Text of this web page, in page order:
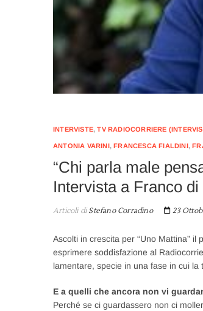
INTERVISTE,TV RADIOCORRIERE
ANTONIA VARINI,FRANCESCA FIALDINI,
“Chi parla male
Intervista a Franco
Articoli diStefano Corradino 23
Ascolti in crescita per “Uno Mattina” il
esprimere soddisfazione al
lamentare, specie in una fase in cui
E a quelli che ancora non vi
Perché se ci guardassero non ci